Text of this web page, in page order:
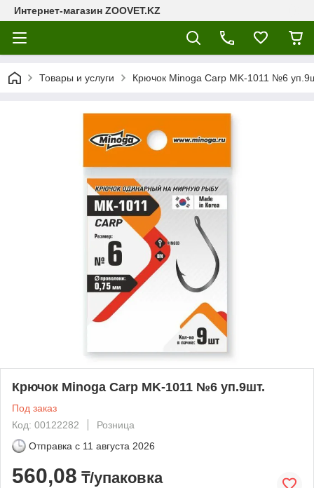
Интернет-магазин ZOOVET.KZ
Товары и услуги Крючок Minoga Carp MK-1011 №6
Крючок Minoga Carp MK-1011 №6 уп.9шт.
Под заказ
Код: 00122282
Розница
Отправка с 11 августа 2026
560,08 ₸/упаковка